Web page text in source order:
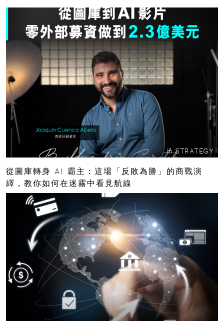
In STRATEGY
從圖庫轉身 AI 霸主：這場「反敗為勝」的商戰演
繹，教你如何在迷霧中看見航線